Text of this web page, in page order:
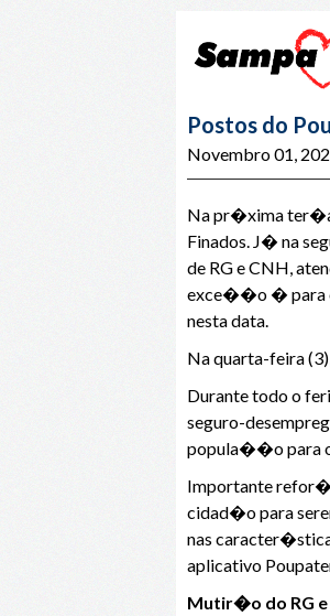
Postos do
Novembro 01,
Na pr�xima
Finados. J� na
de RG e CNH,
exce��o � para o
nesta data.
Na quarta-feira
Durante todo o
seguro-
popula��o para
Importante
cidad�o para
nas
aplicativo
Mutir�o do RG e